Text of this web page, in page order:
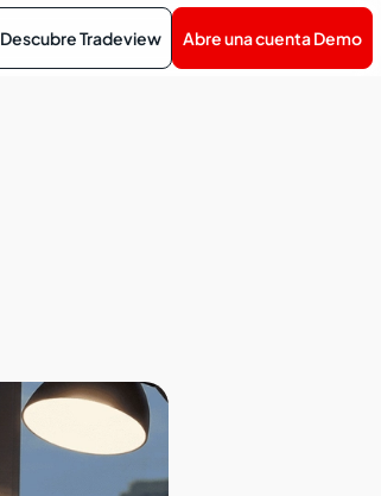
Descubre Tradeview Abre una cuenta Demo